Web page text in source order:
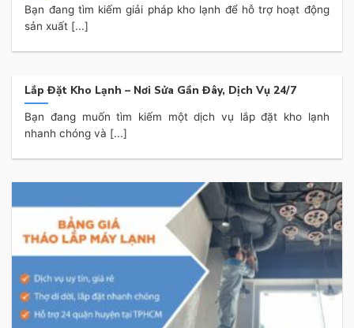
Bạn đang tìm kiếm giải pháp kho lạnh để hỗ trợ hoạt động
sản xuất [...]
Lắp Đặt Kho Lạnh – Nơi Sửa Gần Đây, Dịch Vụ 24/7
Bạn đang muốn tìm kiếm một dịch vụ lắp đặt kho lạnh
nhanh chóng và [...]